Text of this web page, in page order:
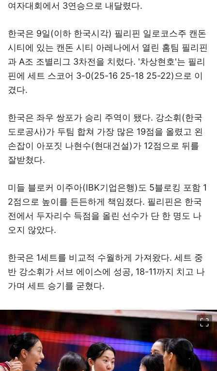
여자대회에서 3연승으로 내달렸다.
한국은 9일(이하 한국시각) 필리핀 일로코스주 캔돈
시티에 있는 캔돈 시티 아레나에서 열린 홈팀 필리핀
과 A조 조별리그 3차전을 치렀다. '차상현호'는 필리
핀에 세트 스코어 3-0(25-16 25-18 25-22)으로 이
겼다.
한국은 좌우 쌍포가 승리 주역이 됐다. 강소휘(한국
도로공사)가 두팀 합쳐 가장 많은 19점을 올렸고 왼
손잡이 아포짓 나현수(현대건설)가 12점으로 뒤를
잘받쳤다.
미들 블로커 이주아(IBK기업은행)도 5블로킹 포함 1
2점으로 높이를 든든하게 책임졌다. 필리핀은 한국
전에서 두자리수 득점을 올린 선수가 단 한 명도 나
오지 않았다.
한국은 1세트를 비교적 수월하게 가져왔다. 세트 중
반 강소휘가 서브 에이스에 성공, 18-11까지 치고 나
가며 세트 승기를 굳혔다.